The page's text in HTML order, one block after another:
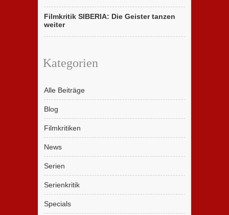
Filmkritik SIBERIA: Die Geister tanzen
weiter
Kategorien
Alle Beiträge
Blog
Filmkritiken
News
Serien
Serienkritik
Specials